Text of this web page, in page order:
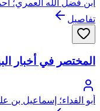
ابن فضل الله العمري؛
تفاصيل
المختصر في أخبار
أبو الفداء؛ إسماعيل